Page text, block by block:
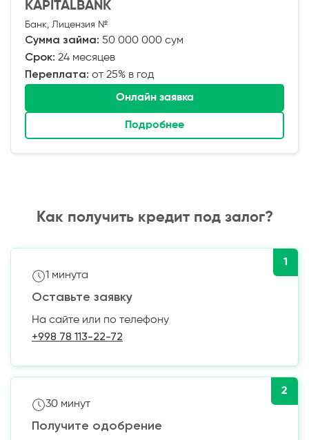
KAPITALBANK
Банк, Лицензия №
Сумма займа: 50 000 000 сум
Срок: 24 месяцев
Переплата: от 25% в год
Онлайн заявка
Подробнее
Как получить кредит под залог?
1
1 минута
Оставьте заявку
На сайте или по телефону
+998 78 113-22-72
2
30 минут
Получите одобрение